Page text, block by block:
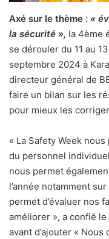
Axé sur le thème : «
la sécurité », la 4ème
se dérouler du 11 au
septembre 2024 à
directeur général de
faire un bilan sur les
pour mieux les
« La Safety Week
du personnel
nous permet
l’année notamment
permet d’évaluer nos
améliorer », a confié
avant d’ajouter «